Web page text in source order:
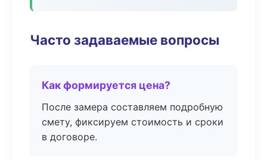
Часто задаваемые вопросы
Как формируется цена?
После замера составляем подробную
смету, фиксируем стоимость и сроки
в договоре.